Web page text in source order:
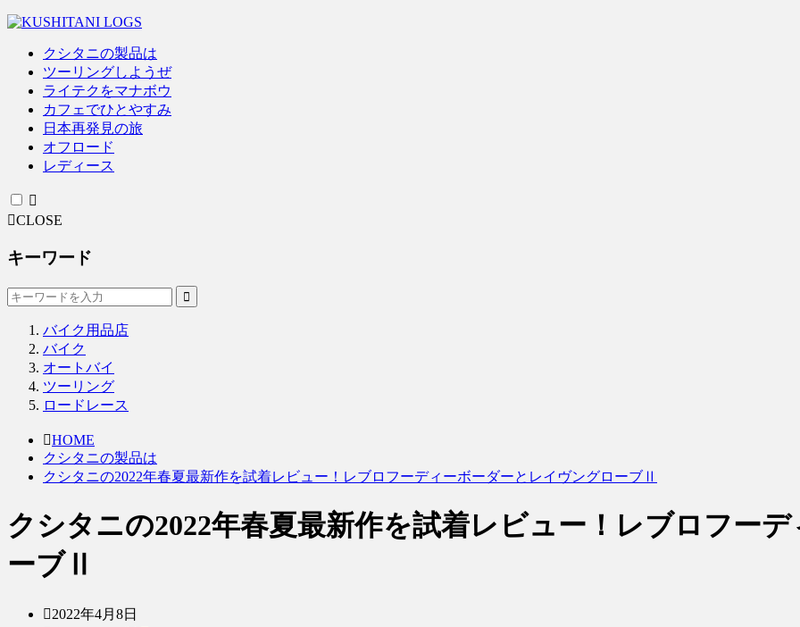
クシタニの製品は
ツーリングしようぜ
ライテクをマナボウ
カフェでひとやすみ
日本再発見の旅
オフロード
レディース
CLOSE
キーワード
バイク用品店
バイク
オートバイ
ツーリング
ロードレース
HOME
クシタニの製品は
クシタニの2022年春夏最新作を試着レビュー！レブロフーディーボーダーとレイヴングローブⅡ
クシタニの2022年春夏最新作を試着レビュー！レブロフー
ーブⅡ
2022年4月8日